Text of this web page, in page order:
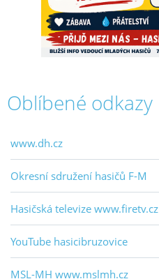
Oblíbené odkazy
www.dh.cz
Okresní sdružení hasičů F-M
Hasičská televize www.firetv.cz
YouTube hasicibruzovice
MSL-MH www.mslmh.cz